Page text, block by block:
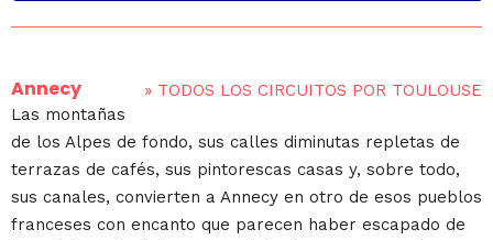
» TODOS LOS CIRCUITOS POR TOULOUSE
Annecy
Las montañas
de los Alpes de fondo, sus calles diminutas repletas de
terrazas de cafés, sus pintorescas casas y, sobre todo,
sus canales, convierten a Annecy en otro de esos pueblos
franceses con encanto que parecen haber escapado de